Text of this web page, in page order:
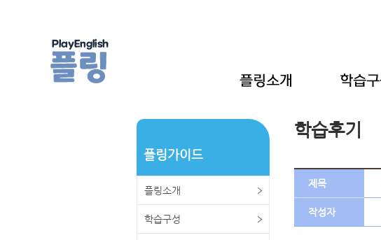
플링가이드
플링소개
학습구성
학습후기
제목
작성자